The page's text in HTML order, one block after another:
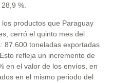
%.
productos que Paraguay
cerró el quinto mes del
87.600 toneladas exportadas
refleja un incremento de
en el valor de los envíos, en
en el mismo periodo del